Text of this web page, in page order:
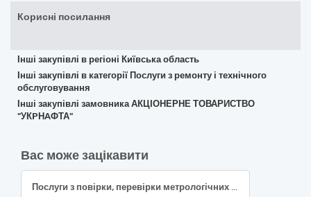
Корисні посилання
Інші закупівлі в регіоні Київська область
Інші закупівлі в категорії Послуги з ремонту і технічного
обслуговування
Інші закупівлі замовника АКЦІОНЕРНЕ ТОВАРИСТВО
"УКPНAФТА"
Вас може зацікавити
Послуги з повірки, перевірки метрологічних характеристик/визначення метрологічних характеристик засобів вимірювальної техніки